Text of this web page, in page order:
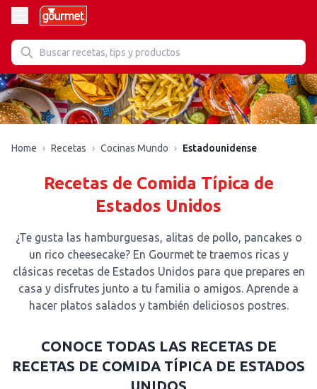
Recetas de Estadounidense
Home › Recetas › Cocinas Mundo › Estadounidense
Recetas de Comida Típica de
Estados Unidos
¿Te gusta las hamburguesas, alitas de pollo, pancakes o
un rico cheesecake? En Gourmet te traemos ricas y
clásicas recetas de Estados Unidos para que prepares en
casa y disfrutes junto a tu familia o amigos. Aprende a
hacer platos salados y también deliciosos postres.
CONOCE TODAS LAS RECETAS DE
RECETAS DE COMIDA TÍPICA DE ESTADOS
UNIDOS